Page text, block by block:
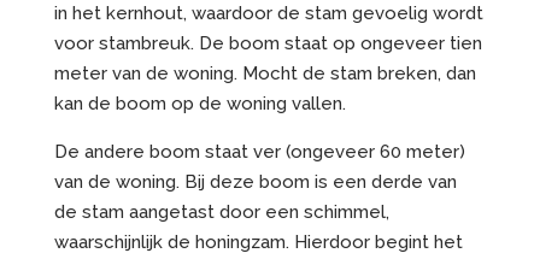
in het kernhout, waardoor de stam gevoelig wordt
voor stambreuk. De boom staat op ongeveer tien
meter van de woning. Mocht de stam breken, dan
kan de boom op de woning vallen.
De andere boom staat ver (ongeveer 60 meter)
van de woning. Bij deze boom is een derde van
de stam aangetast door een schimmel,
waarschijnlijk de honingzam. Hierdoor begint het